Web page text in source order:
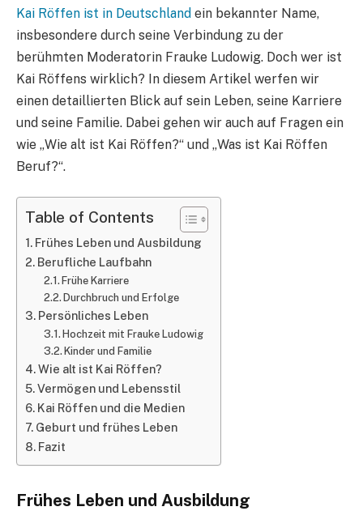
Kai Röffen ist in Deutschland ein bekannter Name,
insbesondere durch seine Verbindung zu der
berühmten Moderatorin Frauke Ludowig. Doch wer ist
Kai Röffens wirklich? In diesem Artikel werfen wir
einen detaillierten Blick auf sein Leben, seine Karriere
und seine Familie. Dabei gehen wir auch auf Fragen ein
wie „Wie alt ist Kai Röffen?“ und „Was ist Kai Röffen
Beruf?“.
Table of Contents
Frühes Leben und Ausbildung
Berufliche Laufbahn
Frühe Karriere
Durchbruch und Erfolge
Persönliches Leben
Hochzeit mit Frauke Ludowig
Kinder und Familie
Wie alt ist Kai Röffen?
Vermögen und Lebensstil
Kai Röffen und die Medien
Geburt und frühes Leben
Fazit
Frühes Leben und Ausbildung